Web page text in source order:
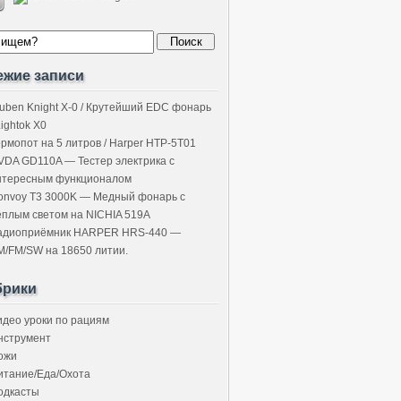
записи
Knight X-0 / Крутейший EDC фонарь
X0
на 5 литров / Harper HTP-5T01
GD110A — Тестер электрика с
функционалом
T3 3000K — Медный фонарь с
светом на NICHIA 519A
HARPER HRS-440 —
FM/SW на 18650 литии.
уроки по рациям
Еда/Охота